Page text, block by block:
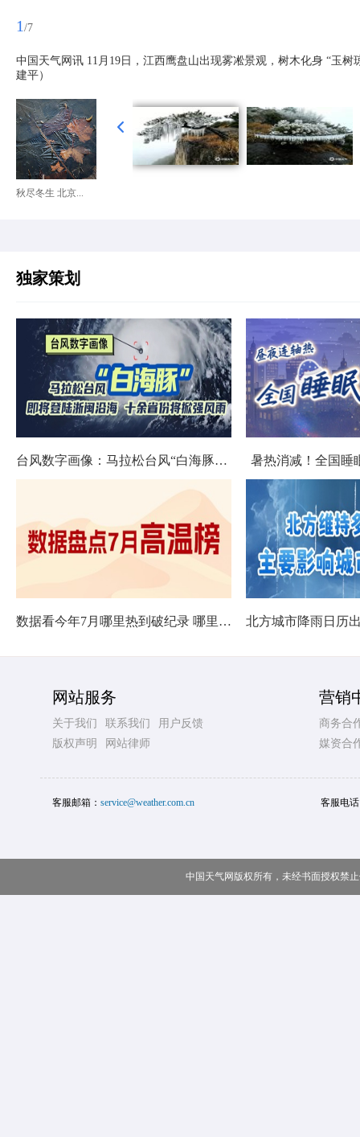
1 /7
中国天气网讯 11月19日，江西鹰盘山出现雾凇景观，树木化身 “玉
建平）
秋尽冬生 北京...
独家策划
台风数字画像：马拉松台风“白海豚”将影响十余省份 暑热消减！全国睡
数据看今年7月哪里热到破纪录 哪里暑热连轴转
网站服务
关于我们 联系我们
用户反馈
版权声明
网站律师
营销
商务合
媒资合
客服邮箱： service@weather.com.cn 客服电
中国天气网版权所有，未经书面授权